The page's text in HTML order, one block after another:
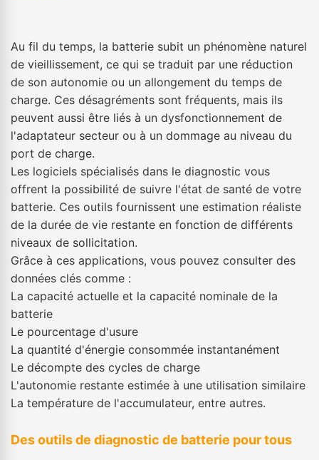
Au fil du temps, la batterie subit un phénomène naturel
de vieillissement, ce qui se traduit par une réduction
de son autonomie ou un allongement du temps de
charge. Ces désagréments sont fréquents, mais ils
peuvent aussi être liés à un dysfonctionnement de
l'adaptateur secteur ou à un dommage au niveau du
port de charge.
Les logiciels spécialisés dans le diagnostic vous
offrent la possibilité de suivre l'état de santé de votre
batterie. Ces outils fournissent une estimation réaliste
de la durée de vie restante en fonction de différents
niveaux de sollicitation.
Grâce à ces applications, vous pouvez consulter des
données clés comme :
La capacité actuelle et la capacité nominale de la
batterie
Le pourcentage d'usure
La quantité d'énergie consommée instantanément
Le décompte des cycles de charge
L'autonomie restante estimée à une utilisation similaire
La température de l'accumulateur, entre autres.
Des outils de diagnostic de batterie pour tous